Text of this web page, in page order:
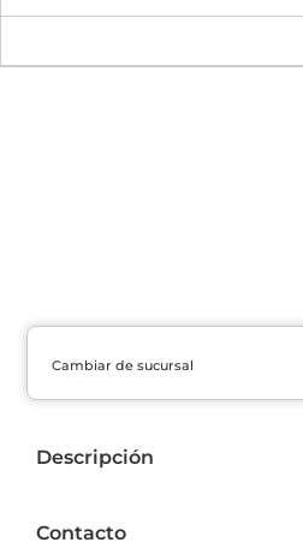
Cambiar de sucursal
Descripción
Contacto